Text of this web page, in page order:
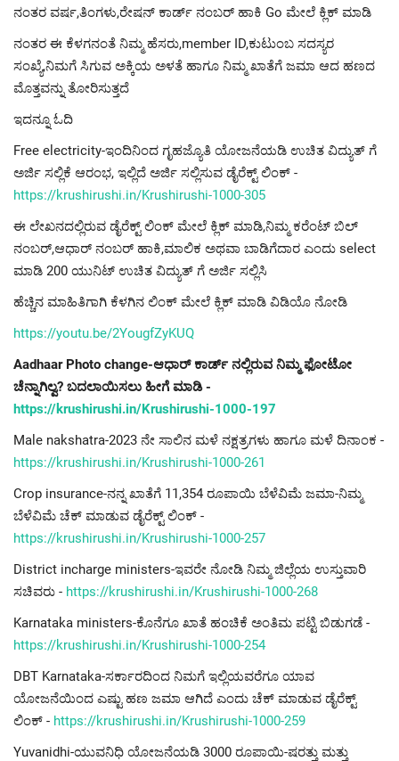
ನಂತರ ವರ್ಷ,ತಿಂಗಳು,ರೇಷನ್ ಕಾರ್ಡ್ ನಂಬರ್ ಹಾಕಿ Go ಮೇಲೆ ಕ್ಲಿಕ್ ಮಾಡಿ
ನಂತರ ಈ ಕೆಳಗನಂತೆ ನಿಮ್ಮ ಹೆಸರು,member ID,ಕುಟುಂಬ ಸದಸ್ಯರ
ಸಂಖ್ಯೆ,ನಿಮಗೆ ಸಿಗುವ ಅಕ್ಕಿಯ ಅಳತೆ ಹಾಗೂ ನಿಮ್ಮ ಖಾತೆಗೆ ಜಮಾ ಆದ ಹಣದ
ಮೊತ್ತವನ್ನು ತೋರಿಸುತ್ತದೆ
ಇದನ್ನೂ ಓದಿ
Free electricity-ಇಂದಿನಿಂದ ಗೃಹಜ್ಯೊತಿ ಯೋಜನೆಯಡಿ ಉಚಿತ ವಿದ್ಯುತ್ ಗೆ
ಅರ್ಜಿ ಸಲ್ಲಿಕೆ ಆರಂಭ, ಇಲ್ಲಿದೆ ಅರ್ಜಿ ಸಲ್ಲಿಸುವ ಡೈರೆಕ್ಟ್ ಲಿಂಕ್ -
https://krushirushi.in/Krushirushi-1000-305
ಈ ಲೇಖನದಲ್ಲಿರುವ ಡೈರೆಕ್ಟ್ ಲಿಂಕ್ ಮೇಲೆ ಕ್ಲಿಕ್ ಮಾಡಿ,ನಿಮ್ಮ ಕರೆಂಟ್ ಬಿಲ್
ನಂಬರ್,ಆಧಾರ್ ನಂಬರ್ ಹಾಕಿ,ಮಾಲಿಕ ಅಥವಾ ಬಾಡಿಗೆದಾರ ಎಂದು select
ಮಾಡಿ 200 ಯುನಿಟ್ ಉಚಿತ ವಿದ್ಯುತ್ ಗೆ ಅರ್ಜಿ ಸಲ್ಲಿಸಿ
ಹೆಚ್ಚಿನ ಮಾಹಿತಿಗಾಗಿ ಕೆಳಗಿನ ಲಿಂಕ್ ಮೇಲೆ ಕ್ಲಿಕ್ ಮಾಡಿ ವಿಡಿಯೊ ನೋಡಿ
https://youtu.be/2YougfZyKUQ
Aadhaar Photo change-ಆಧಾರ್ ಕಾರ್ಡ್ ನಲ್ಲಿರುವ ನಿಮ್ಮ ಫೋಟೋ
ಚೆನ್ನಾಗಿಲ್ವ? ಬದಲಾಯಿಸಲು ಹೀಗೆ ಮಾಡಿ -
https://krushirushi.in/Krushirushi-1000-197
Male nakshatra-2023 ನೇ ಸಾಲಿನ ಮಳೆ ನಕ್ಷತ್ರಗಳು ಹಾಗೂ ಮಳೆ ದಿನಾಂಕ -
https://krushirushi.in/Krushirushi-1000-261
Crop insurance-ನನ್ನ ಖಾತೆಗೆ 11,354 ರೂಪಾಯಿ ಬೆಳೆವಿಮೆ ಜಮಾ-ನಿಮ್ಮ
ಬೆಳೆವಿಮೆ ಚೆಕ್ ಮಾಡುವ ಡೈರೆಕ್ಟ್ ಲಿಂಕ್ -
https://krushirushi.in/Krushirushi-1000-257
District incharge ministers-ಇವರೇ ನೋಡಿ ನಿಮ್ಮ ಜಿಲ್ಲೆಯ ಉಸ್ತುವಾರಿ
ಸಚಿವರು - https://krushirushi.in/Krushirushi-1000-268
Karnataka ministers-ಕೊನೆಗೂ ಖಾತೆ ಹಂಚಿಕೆ ಅಂತಿಮ ಪಟ್ಟಿ ಬಿಡುಗಡೆ -
https://krushirushi.in/Krushirushi-1000-254
DBT Karnataka-ಸರ್ಕಾರದಿಂದ ನಿಮಗೆ ಇಲ್ಲಿಯವರೆಗೂ ಯಾವ
ಯೋಜನೆಯಿಂದ ಎಷ್ಟು ಹಣ ಜಮಾ ಆಗಿದೆ ಎಂದು ಚೆಕ್ ಮಾಡುವ ಡೈರೆಕ್ಟ್
ಲಿಂಕ್ - https://krushirushi.in/Krushirushi-1000-259
Yuvanidhi-ಯುವನಿಧಿ ಯೋಜನೆಯಡಿ 3000 ರೂಪಾಯಿ-ಷರತ್ತು ಮತ್ತು